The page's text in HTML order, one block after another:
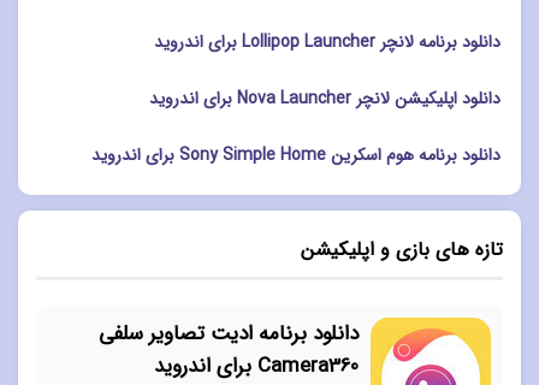
دانلود برنامه لانچر Lollipop Launcher برای اندروید
دانلود اپلیکیشن لانچر Nova Launcher برای اندروید
دانلود برنامه هوم اسکرین Sony Simple Home برای اندروید
تازه های بازی و اپلیکیشن
دانلود برنامه ادیت تصاویر سلفی
Camera360 برای اندروید